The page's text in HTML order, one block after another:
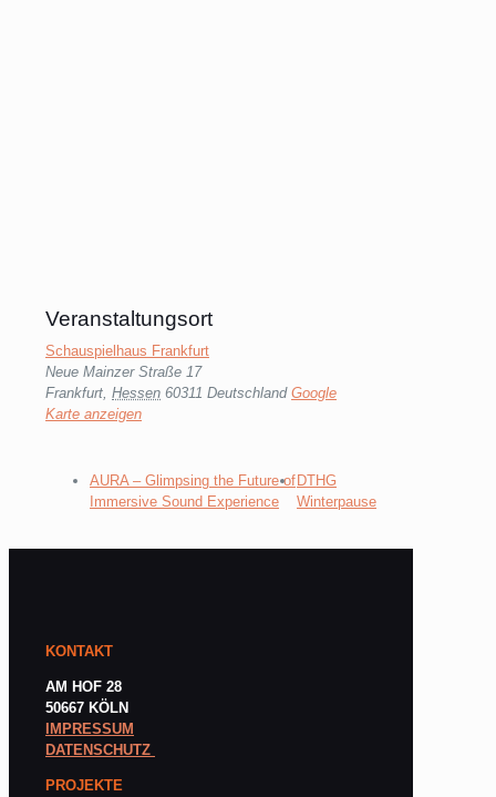
Veranstaltungsort
Schauspielhaus Frankfurt
Neue Mainzer Straße 17
Frankfurt, Hessen 60311 Deutschland Google
Karte anzeigen
AURA – Glimpsing the Future of
Immersive Sound Experience
DTHG
Winterpause
KONTAKT
AM HOF 28
50667 KÖLN
IMPRESSUM
DATENSCHUTZ
PROJEKTE